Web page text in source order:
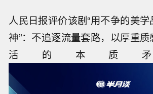
人民日报评价该剧“用不争的美
神”：不追逐流量套路，以厚重
活的本质